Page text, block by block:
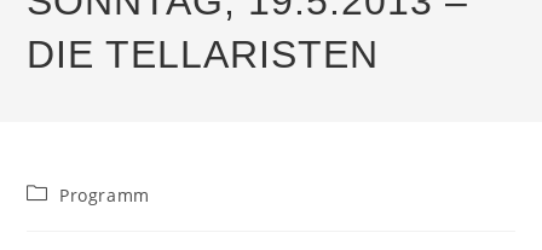
DIE TELLARISTEN
Beitrags-
Programm